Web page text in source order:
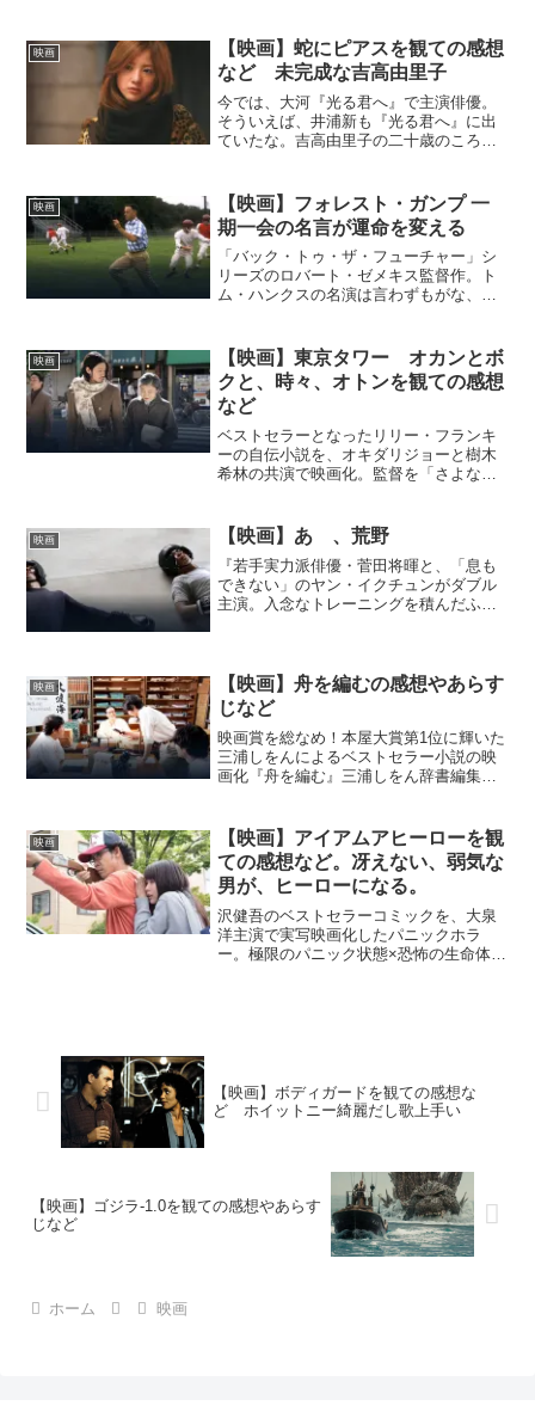
映画
【映画】蛇にピアスを観ての感想
など 未完成な吉高由里子
今では、大河『光る君へ』で主演俳優。
そういえば、井浦新も『光る君へ』に出
ていたな。吉高由里子の二十歳のころの
けて蜷川幸雄監督による蜷川幸雄が映画
化。』吉高由里子が19歳...
映画
【映画】フォレスト・ガンプ 一
期一会の名言が運命を変える
「バック・トゥ・ザ・フューチャー」シ
リーズのロバート・ゼメキス監督作。ト
ム・ハンクスの名演は言わずもがな、作
に台詞としても登場する「人生はチョコ
レートの箱、開けてみるま...
映画
【映画】東京タワー オカンとボ
クと、時々、オトンを観ての感想
など
ベストセラーとなったリリー・フランキ
ーの自伝小説を、オキダリジョーと樹木
希林の共演で映画化。監督を「さよな
カンとボクと、時々、オトンの作品情
報！オダギリジョー、樹木希林...
映画 【映画】あゝ、荒野
『若手実力派俳優・菅田将暉と、「息も
できない」のヤン・イクチュンがダブル
主演。入念なトレーニングを積んだふた
年・新次は、吃音に悩む心優...
映画
【映画】舟を編むの感想やあらす
じなど
映画賞を総なめ！本屋大賞第1位に輝いた
三浦しをんによるベストセラー小説の映
画化『舟を編む』三浦しをん辞書編集部
葉に向き合うまじめさんの熱意が伝わっ
てきた。僕も、言葉を自...
映画
【映画】アイアムアヒーローを観
ての感想など。冴えない、弱気な
男が、ヒーローになる。
沢健吾のベストセラーコミックを、大泉
洋主演で実写映画化したパニックホラ
ー。極限のパニック状態×恐怖の生命体×
【映画】ボディガードを観ての感想な
ど ホイットニー綺麗だし歌上手い
【映画】ゴジラ-1.0を観ての感想やあらす
じなど
ホーム 映画